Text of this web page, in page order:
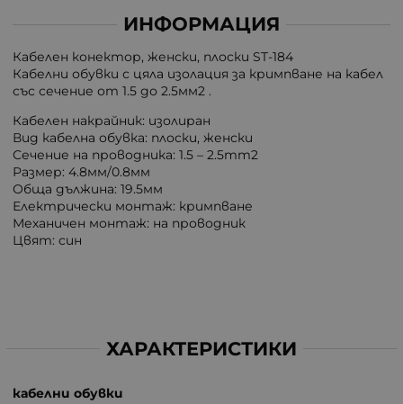
ИНФОРМАЦИЯ
Кабелен конектор, женски, плоски ST-184
Кабелни обувки с цяла изолация за кримпване на кабел
със сечение от 1.5 до 2.5мм2 .
Кабелен накрайник: изолиран
Вид кабелна обувка: плоски, женски
Сечение на проводника: 1.5 – 2.5mm2
Размер: 4.8мм/0.8мм
Обща дължина: 19.5мм
Електрически монтаж: кримпване
Механичен монтаж: на проводник
Цвят: син
ХАРАКТЕРИСТИКИ
кабелни обувки